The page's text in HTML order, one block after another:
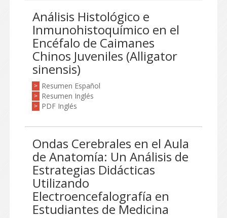
Análisis Histológico e
Inmunohistoquímico en el
Encéfalo de Caimanes
Chinos Juveniles (Alligator
sinensis)
> Resumen Español
> Resumen Inglés
> PDF Inglés
Ondas Cerebrales en el Aula
de Anatomía: Un Análisis de
Estrategias Didácticas
Utilizando
Electroencefalografía en
Estudiantes de Medicina